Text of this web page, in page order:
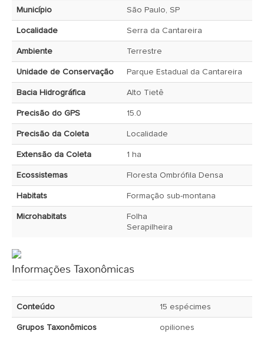
Município São Paulo, SP
Localidade Serra da Cantareira
Ambiente Terrestre
Unidade de Conservação Parque Estadual da Cantareira
Bacia Hidrográfica Alto Tietê
Precisão do GPS 15.0
Precisão da Coleta Localidade
Extensão da Coleta 1 ha
Ecossistemas Floresta Ombrófila Densa
Habitats Formação sub-montana
Microhabitats
Folha
Serapilheira
Informações Taxonômicas
Conteúdo 15 espécimes
Grupos Taxonômicos opiliones